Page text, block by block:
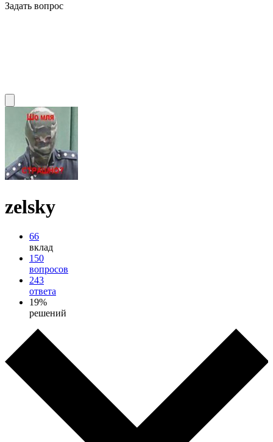
Задать вопрос
zelsky
66
вклад
150
вопросов
243
ответа
19%
решений